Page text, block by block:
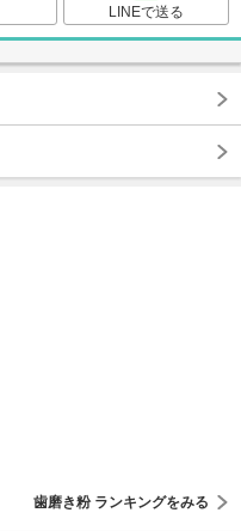
LINEで送る
歯磨き粉 ランキングをみる